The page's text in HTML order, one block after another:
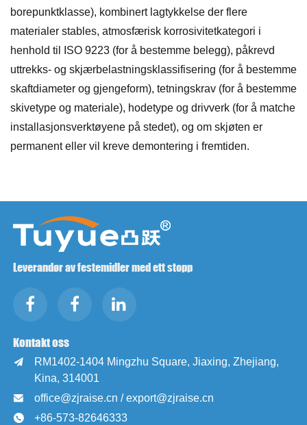
borepunktklasse), kombinert lagtykkelse der flere
materialer stables, atmosfærisk korrosivitetkategori i
henhold til ISO 9223 (for å bestemme belegg), påkrevd
uttrekks- og skjærbelastningsklassifisering (for å bestemme
skaftdiameter og gjengeform), tetningskrav (for å bestemme
skivetype og materiale), hodetype og drivverk (for å matche
installasjonsverktøyene på stedet), og om skjøten er
permanent eller vil kreve demontering i fremtiden.
Leverandør av festemidler med ett stopp
Kontakt oss

RM1402-1404 Mingzhu Square, Jiaxing, Zhejiang,
Kina, 314001
 office@zjraise.cn / export@zjraise.cn
 +86-573-82646333